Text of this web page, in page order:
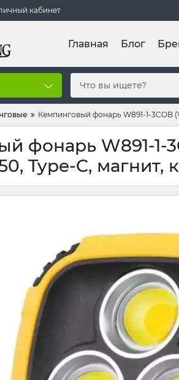
кабинет
Главная Блог
Кемпинговый фонарь W891-1-3COB
фонарь W891-1-
Type-C, магнит,